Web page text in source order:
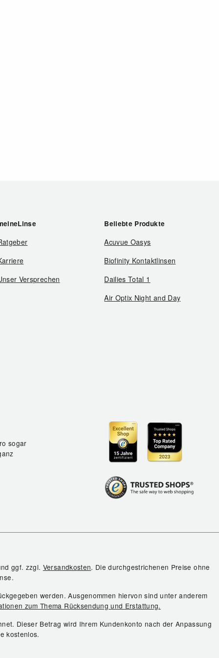
Versprechen
Beliebte Produkte
Acuvue Oasys
Biofinity Kontaktlinsen
Dailies Total 1
Air Optix Night and Day
sogar
ggf. zzgl. Versandkosten. Die durchgestrichenen Preise ohne
werden. Ausgenommen hiervon sind unter anderem
zum Thema Rücksendung und Erstattung.
Dieser Betrag wird Ihrem Kundenkonto nach der Anpassung
kostenlos.